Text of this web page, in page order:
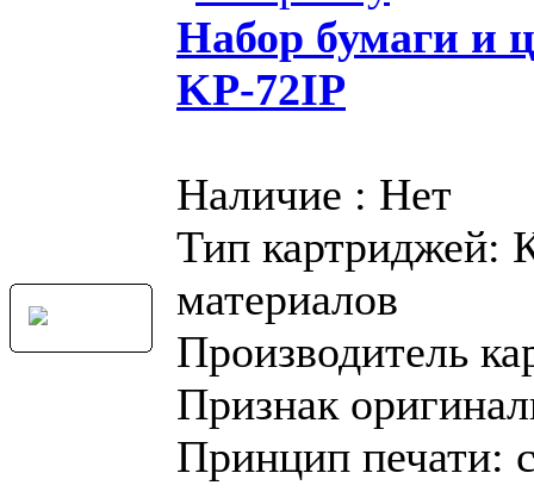
Набор бумаги и
KP-72IP
Наличие : Нет
Тип картриджей:
материалов
Производитель
Признак
Принцип печати: